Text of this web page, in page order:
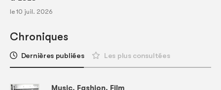
le 10 juil. 2026
Chroniques
Dernières publiées Les plus consultées
Music, Fashion, Film